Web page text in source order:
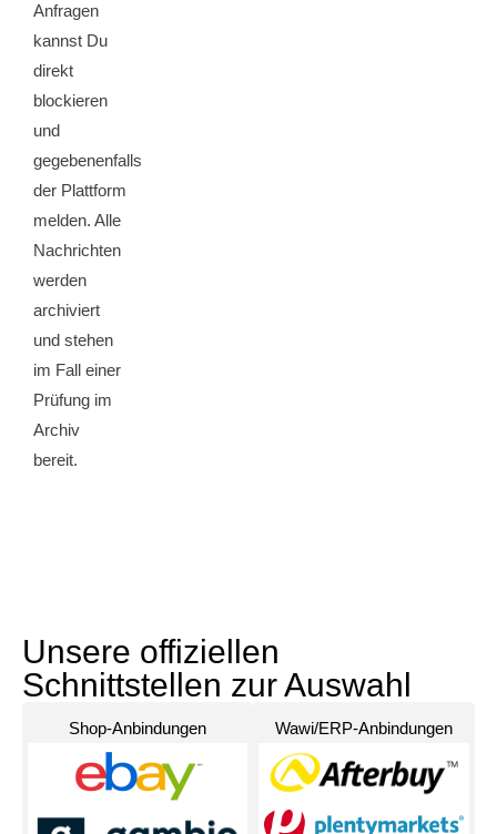
Anfragen
kannst Du
direkt
blockieren
und
gegebenenfalls
der Plattform
melden. Alle
Nachrichten
werden
archiviert
und stehen
im Fall einer
Prüfung im
Archiv
bereit.
Unsere offiziellen
Schnittstellen zur Auswahl
Wawi/ERP-Anbindungen
Shop-Anbindungen